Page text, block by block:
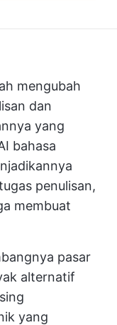
mengubah
dan
yang
bahasa
penulisan,
membuat
pasar
alternatif
yang